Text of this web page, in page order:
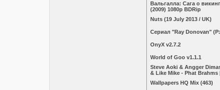
Вальгалла: Сага о
(2009) 1080p BDRip
Nuts (19 July 2013 / UK)
Сериал "Ray Donovan"
OnyX v2.7.2
World of Goo v1.1.1
Steve Aoki & Angger
& Like Mike - Phat Brahms
Wallpapers HQ Mix (463)